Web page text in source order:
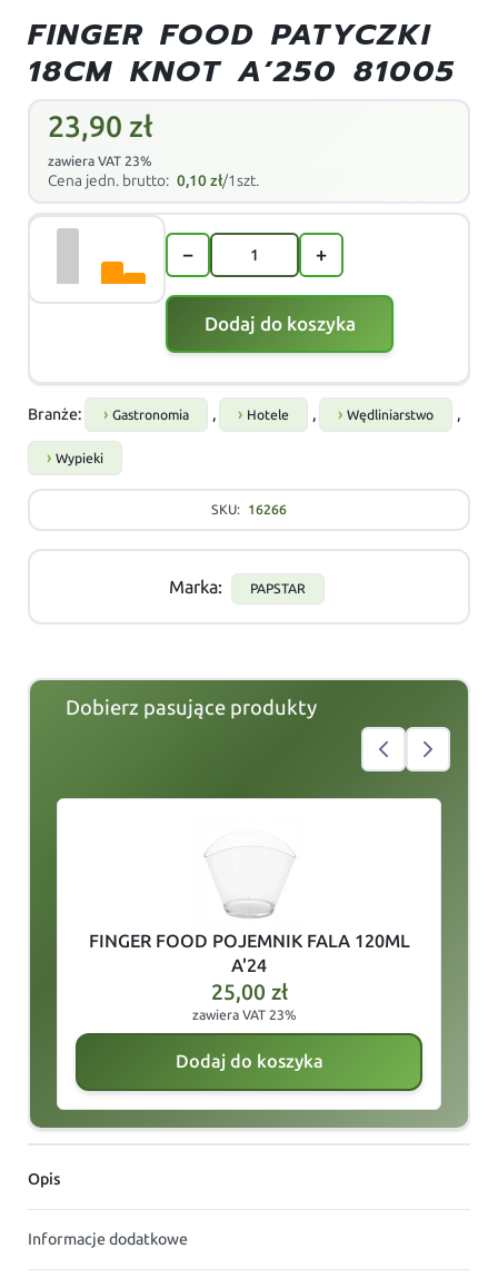
FINGER FOOD PATYCZKI
18CM KNOT A’250 81005
23,90 zł
zawiera VAT 23%
Cena jedn. brutto: 0,10zł/1szt.
− +
Dodaj do koszyka
Branże: Gastronomia , Hotele , Wędliniarstwo ,
Wypieki
SKU: 16266
Marka: PAPSTAR
Dobierz pasujące produkty
FINGER FOOD POJEMNIK FALA 120ML
A'24
25,00 zł
zawiera VAT 23%
Dodaj do koszyka
Opis
Informacje dodatkowe